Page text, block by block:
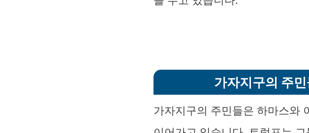
가자지구의 주
가자지구의 주민들은 하마스와